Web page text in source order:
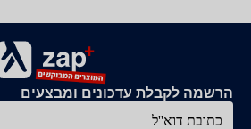
הרשמה לקבלת עדכונים ומבצעים
כתובת דוא''ל